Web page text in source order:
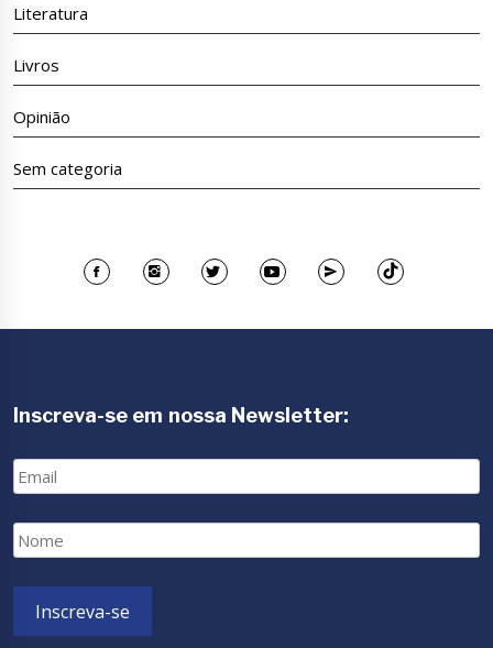
Literatura
Livros
Opinião
Sem categoria
Inscreva-se em nossa Newsletter:
Email
Nome
Inscreva-se